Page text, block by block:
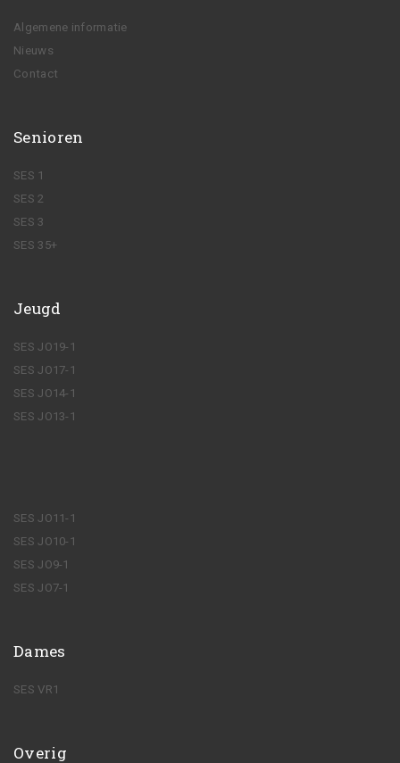
Algemene informatie
Nieuws
Contact
Senioren
SES 1
SES 2
SES 3
SES 35+
Jeugd
SES JO19-1
SES JO17-1
SES JO14-1
SES JO13-1
SES JO11-1
SES JO10-1
SES JO9-1
SES JO7-1
Dames
SES VR1
Overig